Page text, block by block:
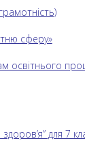
сферу»
освітнього
для 7